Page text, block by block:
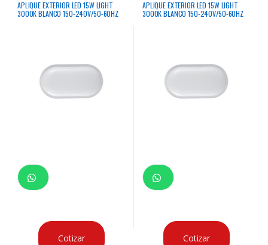
APLIQUE EXTERIOR LED 15W LIGHT
3000K BLANCO 150-240V/50-60HZ
Cotizar
APLIQUE EXTERIOR LED 15W LIGHT
3000K BLANCO 150-240V/50-60HZ
Cotizar